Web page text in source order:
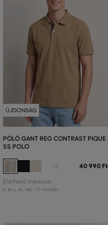
ÚJDONSÁG
PÓLÓ GANT REG CONTRAST PIQUE
SS POLO
+3 40 990 Ft
Elérhető méretek:
S, M L XL XXL +3 további